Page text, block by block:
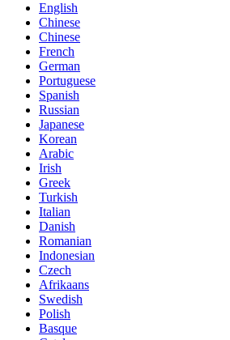
English
Chinese
Chinese
French
German
Portuguese
Spanish
Russian
Japanese
Korean
Arabic
Irish
Greek
Turkish
Italian
Danish
Romanian
Indonesian
Czech
Afrikaans
Swedish
Polish
Basque